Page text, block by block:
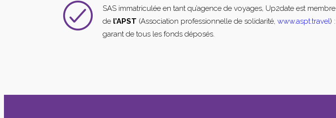
SAS immatriculée en tant qu’agence de voyages, Up2date est membre
de l’APST (Association professionnelle de solidarité, www.aspt.travel) :
garant de tous les fonds déposés.